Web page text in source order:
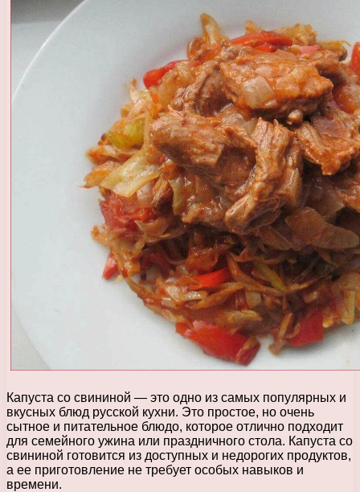
Капуста со свининой — это одно из самых популярных и
вкусных блюд русской кухни. Это простое, но очень
сытное и питательное блюдо, которое отлично подходит
для семейного ужина или праздничного стола. Капуста со
свининой готовится из доступных и недорогих продуктов,
а ее приготовление не требует особых навыков и
времени.